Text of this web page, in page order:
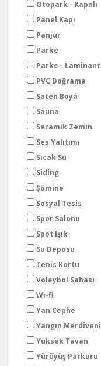
Otopark - Kapalı
Panel Kapı
Panjur
Parke
Parke - Laminant
PVC Doğrama
Saten Boya
Sauna
Seramik Zemin
Ses Yalıtımı
Sıcak Su
Siding
Şömine
Sosyal Tesis
Spor Salonu
Spot Işık
Su Deposu
Tenis Kortu
Voleybol Sahası
Wi-fi
Yan Cephe
Yangın Merdiveni
Yüksek Tavan
Yürüyüş Parkuru